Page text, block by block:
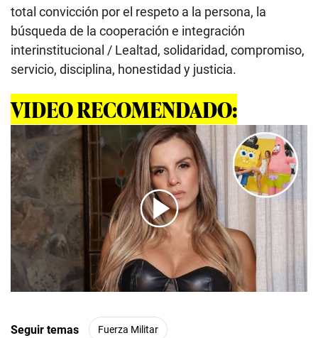
total convicción por el respeto a la persona, la
búsqueda de la cooperación e integración
interinstitucional / Lealtad, solidaridad, compromiso,
servicio, disciplina, honestidad y justicia.
VIDEO RECOMENDADO:
00:00 01:00
Seguir temas Fuerza Militar